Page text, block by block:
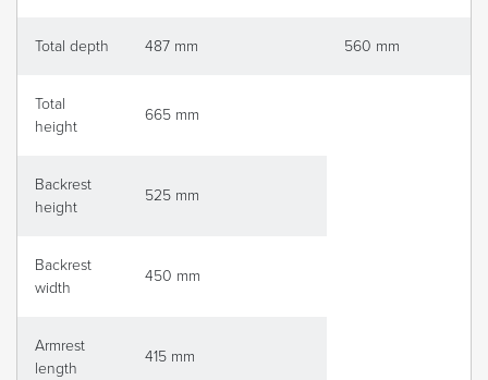
Total depth 487 mm 560 mm
Total
height
665 mm
Backrest
height
525 mm
Backrest
width
450 mm
Armrest
length
415 mm